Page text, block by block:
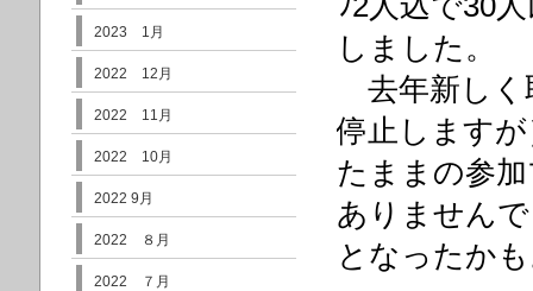
しました。
去年新しく
停止します
たままの参
ありません
となったか
2023 1月
2022 12月
2022 11月
2022 10月
2022 9月
2022 ８月
2022 ７月